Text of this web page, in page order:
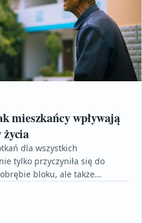
mieszkańcy wpływają
życia
dla wszystkich
tylko przyczyniła się do
bloku, ale także